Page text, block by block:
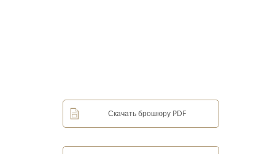
Скачать брошюру PDF